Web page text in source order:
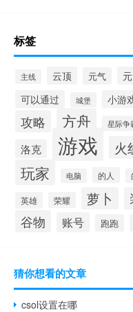
标签
主线 云顶 元气
可以通过 城堡 小游
攻略 方舟 星际争
洛克 游戏 火
玩家 电脑 的人
英雄 荣耀 萝卜
谷物 账号 跑跑
猜你想看的文章
csol设置在哪